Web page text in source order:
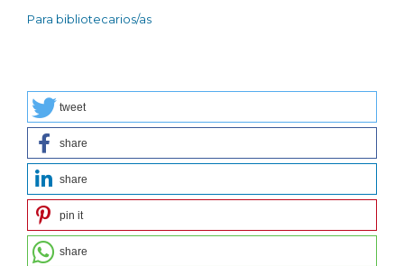
Para bibliotecarios/as
tweet
share
share
pin it
share